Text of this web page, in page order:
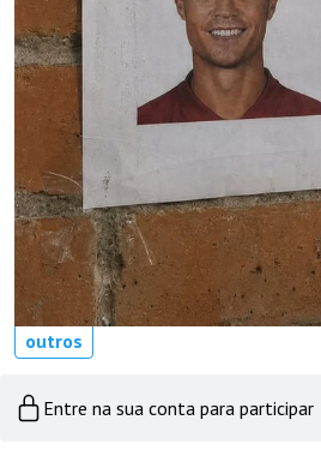
outros
Entre na sua conta para participar